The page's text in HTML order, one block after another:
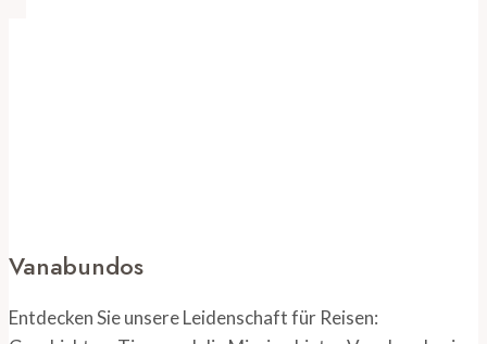
Vanabundos
Entdecken Sie unsere Leidenschaft für Reisen: